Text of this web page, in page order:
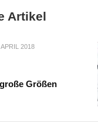
Artikel
2018
Größen